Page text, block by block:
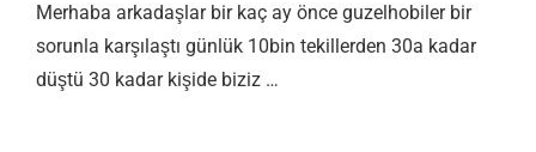
Merhaba arkadaşlar bir kaç ay önce guzelhobiler bir
sorunla karşılaştı günlük 10bin tekillerden 30a kadar
düştü 30 kadar kişide biziz …